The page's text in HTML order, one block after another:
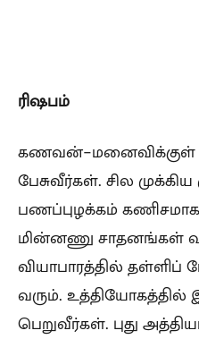
ரிஷபம்
கணவன்-மனைவிக்குள்
பேசுவீர்கள். சில முக்கிய
பணப்புழக்கம்
மின்னணு சாதனங்கள்
வியாபாரத்தில் தள்ளிப்
வரும்.
பெறுவீர்கள். புது